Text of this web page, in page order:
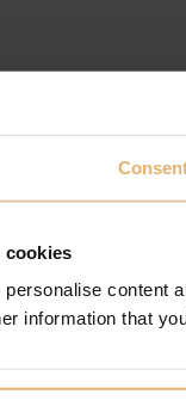
cookies
content
information that